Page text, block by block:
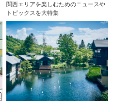
関西エリアを楽しむためのニュースや
トピックスを大特集